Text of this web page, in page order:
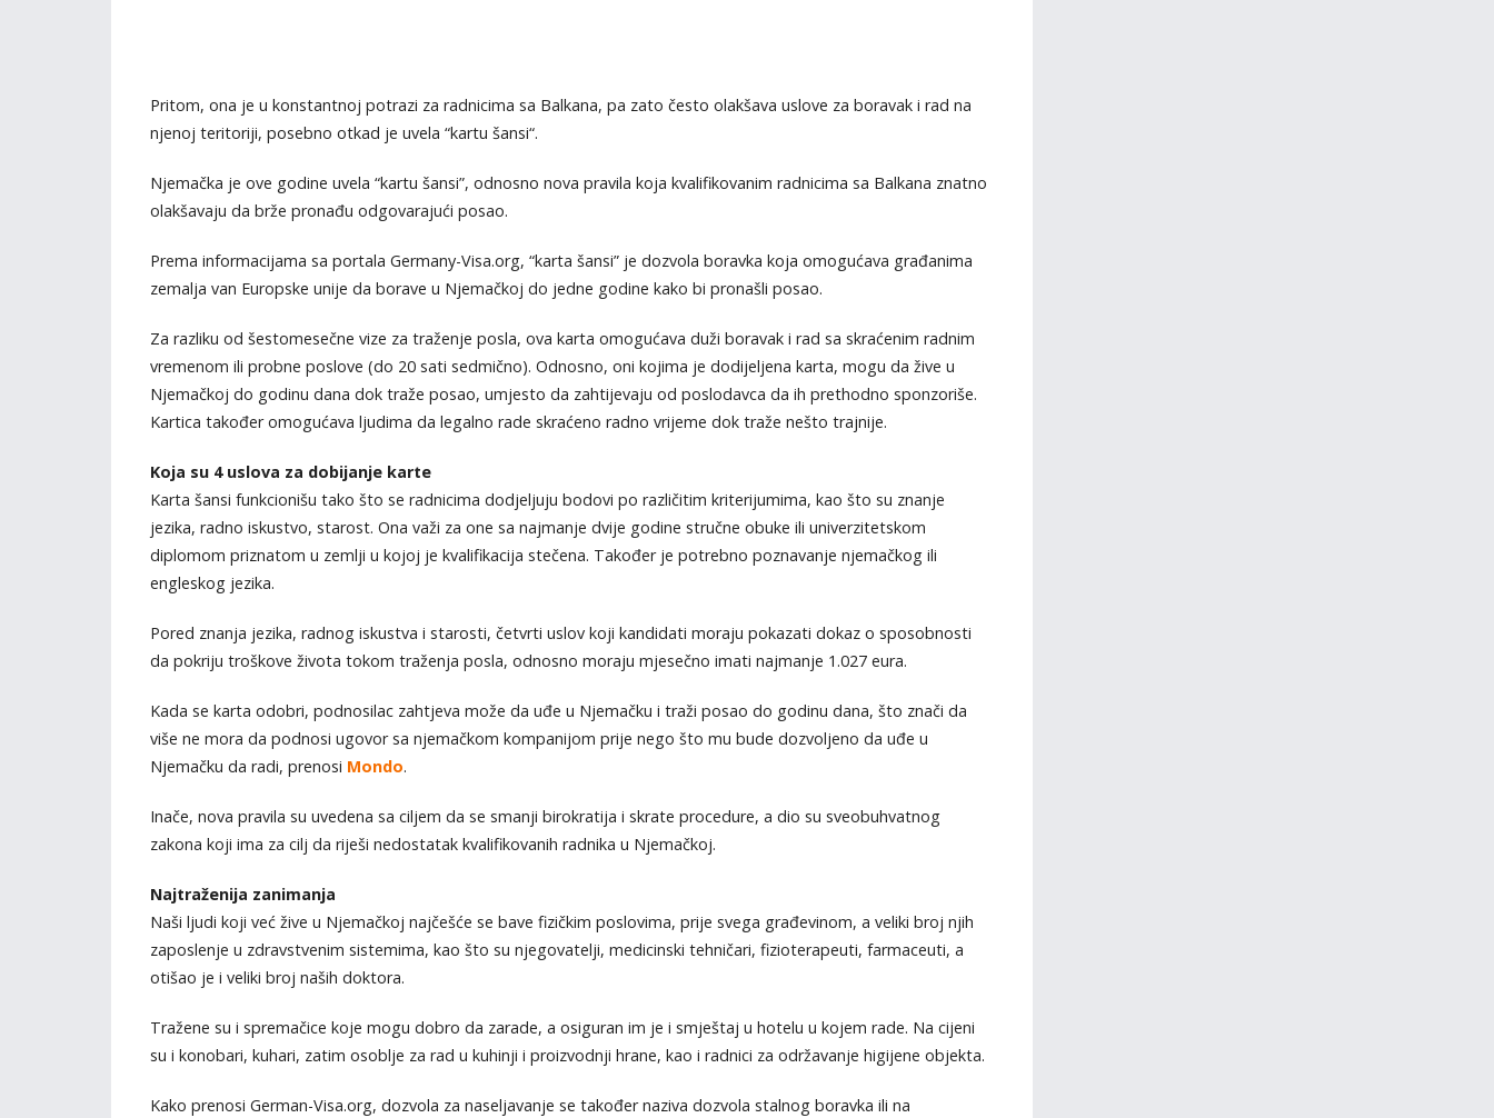
Pritom, ona je u konstantnoj potrazi za radnicima sa Balkana, pa zato često olakšava uslove za boravak i rad na
njenoj teritoriji, posebno otkad je uvela “kartu šansi“.
Njemačka je ove godine uvela “kartu šansi”, odnosno nova pravila koja kvalifikovanim radnicima sa Balkana znatno
olakšavaju da brže pronađu odgovarajući posao.
Prema informacijama sa portala Germany-Visa.org, “karta šansi” je dozvola boravka koja omogućava građanima
zemalja van Europske unije da borave u Njemačkoj do jedne godine kako bi pronašli posao.
Za razliku od šestomesečne vize za traženje posla, ova karta omogućava duži boravak i rad sa skraćenim radnim
vremenom ili probne poslove (do 20 sati sedmično). Odnosno, oni kojima je dodijeljena karta, mogu da žive u
Njemačkoj do godinu dana dok traže posao, umjesto da zahtijevaju od poslodavca da ih prethodno sponzoriše.
Kartica također omogućava ljudima da legalno rade skraćeno radno vrijeme dok traže nešto trajnije.
Koja su 4 uslova za dobijanje karte
Karta šansi funkcionišu tako što se radnicima dodjeljuju bodovi po različitim kriterijumima, kao što su znanje
jezika, radno iskustvo, starost. Ona važi za one sa najmanje dvije godine stručne obuke ili univerzitetskom
diplomom priznatom u zemlji u kojoj je kvalifikacija stečena. Također je potrebno poznavanje njemačkog ili
engleskog jezika.
Pored znanja jezika, radnog iskustva i starosti, četvrti uslov koji kandidati moraju pokazati dokaz o sposobnosti
da pokriju troškove života tokom traženja posla, odnosno moraju mjesečno imati najmanje 1.027 eura.
Kada se karta odobri, podnosilac zahtjeva može da uđe u Njemačku i traži posao do godinu dana, što znači da
više ne mora da podnosi ugovor sa njemačkom kompanijom prije nego što mu bude dozvoljeno da uđe u
Njemačku da radi, prenosi Mondo.
Inače, nova pravila su uvedena sa ciljem da se smanji birokratija i skrate procedure, a dio su sveobuhvatnog
zakona koji ima za cilj da riješi nedostatak kvalifikovanih radnika u Njemačkoj.
Najtraženija zanimanja
Naši ljudi koji već žive u Njemačkoj najčešće se bave fizičkim poslovima, prije svega građevinom, a veliki broj njih
zaposlenje u zdravstvenim sistemima, kao što su njegovatelji, medicinski tehničari, fizioterapeuti, farmaceuti, a
otišao je i veliki broj naših doktora.
Tražene su i spremačice koje mogu dobro da zarade, a osiguran im je i smještaj u hotelu u kojem rade. Na cijeni
su i konobari, kuhari, zatim osoblje za rad u kuhinji i proizvodnji hrane, kao i radnici za održavanje higijene objekta.
Kako prenosi German-Visa.org, dozvola za naseljavanje se također naziva dozvola stalnog boravka ili na